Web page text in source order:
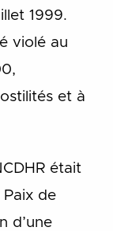
1999.
violé au
et à
était
de
d’une